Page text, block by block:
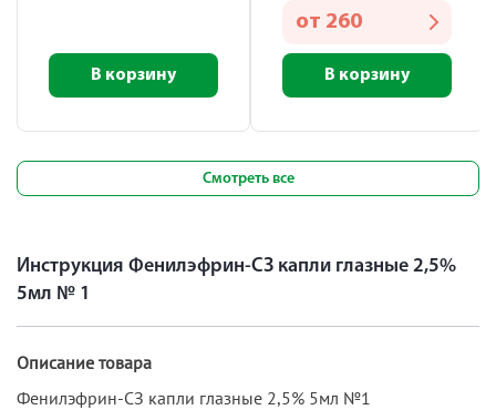
В корзину
от 260
В корзину
Смотреть все
Инструкция Фенилэфрин-СЗ капли глазные 2,5%
5мл № 1
Описание товара
Фенилэфрин-СЗ капли глазные 2,5% 5мл №1